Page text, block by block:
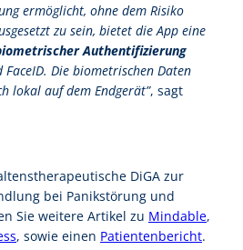
ermöglicht, ohne dem Risiko
zu sein, bietet die App eine
Authentifizierung
Die biometrischen Daten
lokal auf dem Endgerät”, sagt
DiGA zur
bei Panikstörung und
Sie weitere Artikel zu Mindable,
, sowie einen Patientenbericht.